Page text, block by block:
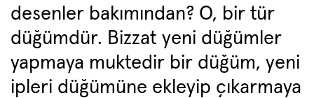
desenler bakımından? O, bir tür
düğümdür. Bizzat yeni düğümler
yapmaya muktedir bir düğüm, yeni
ipleri düğümüne ekleyip çıkarmaya